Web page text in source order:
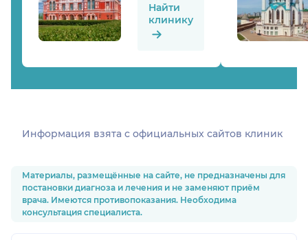
Найти
клинику
Информация взята c официальных сайтов клиник
Материалы, размещённые на сайте, не предназначены для
постановки диагноза и лечения и не заменяют приём
врача. Имеются противопоказания. Необходима
консультация специалиста.